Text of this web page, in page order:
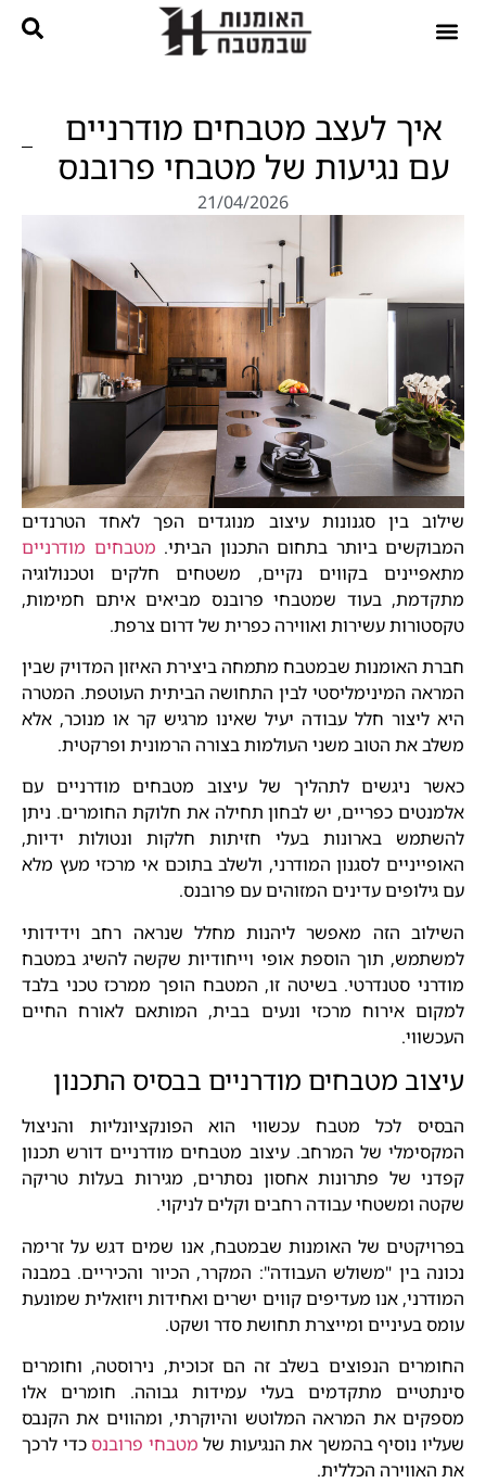
איך לעצב מטבחים מודרניים
עם נגיעות של מטבחי פרובנס
21/04/2026
שילוב בין סגנונות עיצוב מנוגדים הפך לאחד הטרנדים
המבוקשים ביותר בתחום התכנון הביתי. מטבחים מודרניים
מתאפיינים בקווים נקיים, משטחים חלקים וטכנולוגיה
מתקדמת, בעוד שמטבחי פרובנס מביאים איתם חמימות,
טקסטורות עשירות ואווירה כפרית של דרום צרפת.
חברת האומנות שבמטבח מתמחה ביצירת האיזון המדויק שבין
המראה המינימליסטי לבין התחושה הביתית העוטפת. המטרה
היא ליצור חלל עבודה יעיל שאינו מרגיש קר או מנוכר, אלא
משלב את הטוב משני העולמות בצורה הרמונית ופרקטית.
כאשר ניגשים לתהליך של עיצוב מטבחים מודרניים עם
אלמנטים כפריים, יש לבחון תחילה את חלוקת החומרים. ניתן
להשתמש בארונות בעלי חזיתות חלקות ונטולות ידיות,
האופייניים לסגנון המודרני, ולשלב בתוכם אי מרכזי מעץ מלא
עם גילופים עדינים המזוהים עם פרובנס.
השילוב הזה מאפשר ליהנות מחלל שנראה רחב וידידותי
למשתמש, תוך הוספת אופי וייחודיות שקשה להשיג במטבח
מודרני סטנדרטי. בשיטה זו, המטבח הופך ממרכז טכני בלבד
למקום אירוח מרכזי ונעים בבית, המותאם לאורח החיים
העכשווי.
עיצוב מטבחים מודרניים בבסיס התכנון
הבסיס לכל מטבח עכשווי הוא הפונקציונליות והניצול
המקסימלי של המרחב. עיצוב מטבחים מודרניים דורש תכנון
קפדני של פתרונות אחסון נסתרים, מגירות בעלות טריקה
שקטה ומשטחי עבודה רחבים וקלים לניקוי.
בפרויקטים של האומנות שבמטבח, אנו שמים דגש על זרימה
נכונה בין "משולש העבודה": המקרר, הכיור והכיריים. במבנה
המודרני, אנו מעדיפים קווים ישרים ואחידות ויזואלית שמונעת
עומס בעיניים ומייצרת תחושת סדר ושקט.
החומרים הנפוצים בשלב זה הם זכוכית, נירוסטה, וחומרים
סינתטיים מתקדמים בעלי עמידות גבוהה. חומרים אלו
מספקים את המראה המלוטש והיוקרתי, ומהווים את הקנבס
שעליו נוסיף בהמשך את הנגיעות של מטבחי פרובנסכדי לרכך
את האווירה הכללית.